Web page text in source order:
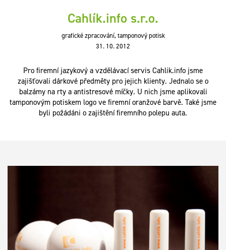
Cahlík.info s.r.o.
grafické zpracování, tamponový potisk
31. 10. 2012
Pro firemní jazykový a vzdělávací servis Cahlik.info jsme
zajišťovali dárkové předměty pro jejich klienty. Jednalo se o
balzámy na rty a antistresové míčky. U nich jsme aplikovali
tamponovým potiskem logo ve firemní oranžové barvě. Také jsme
byli požádáni o zajištění firemního polepu auta.